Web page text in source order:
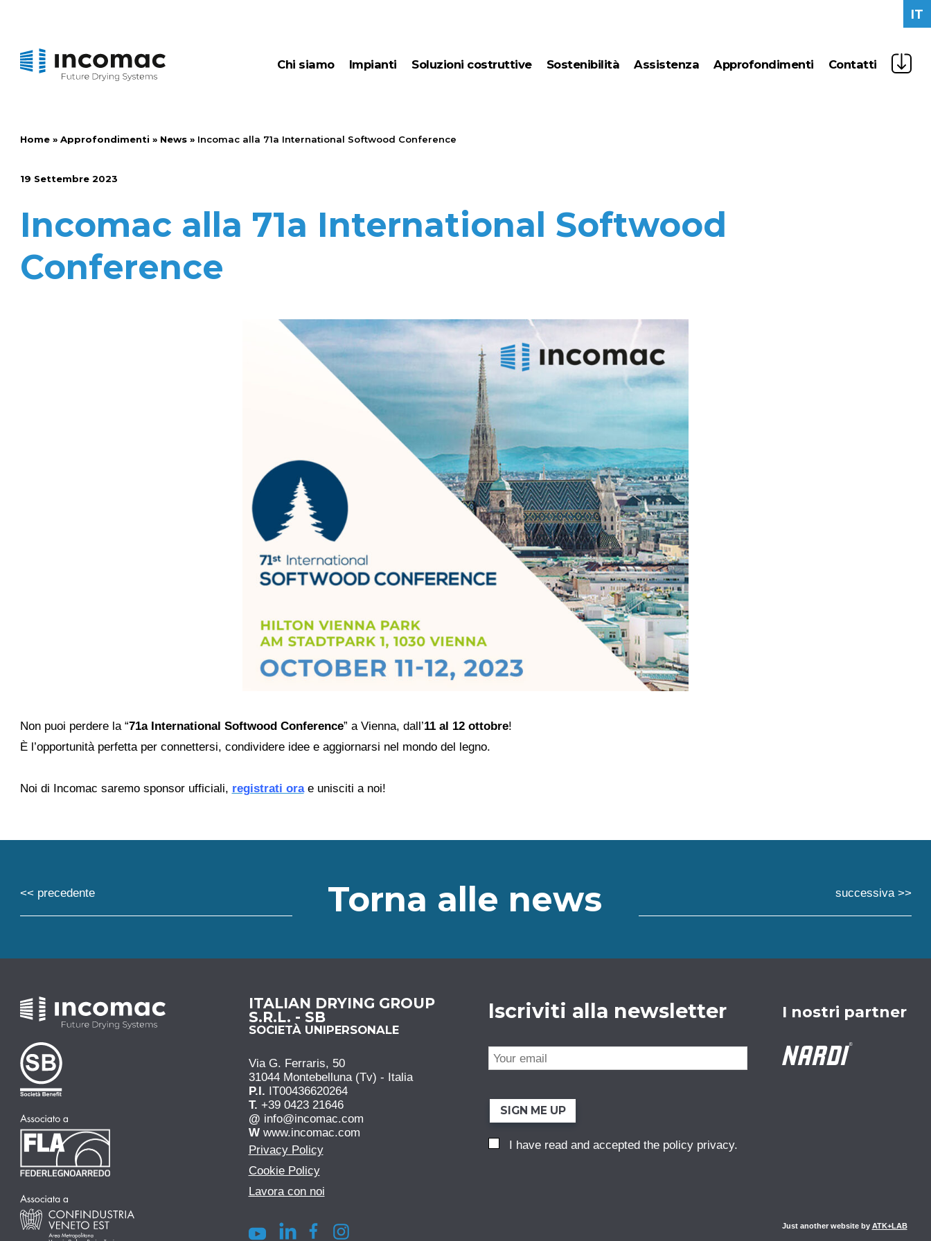
chi siamo impianti
l’essiccazione del
soluzioni costruttive sostenibilità assistenza approfondimenti contatti
IT
Home» Approfondimenti » News» Incomac alla 71a International Softwood Conference
19 Settembre 2023
Incomac alla 71a International Softwood
Conference
Non puoi perdere la “71a International Softwood Conference” a Vienna, dall’11 al 12 ottobre!
È l’opportunità perfetta per connettersi, condividere idee e aggiornarsi nel mondo del legno.
Noi di Incomac saremo sponsor ufficiali, registrati orae unisciti a noi!
<< precedente successiva >>
Torna alle news
ITALIAN DRYING GROUP
S.R.L. - SB
SOCIETÀ UNIPERSONALE
Via G. Ferraris, 50
31044 Montebelluna (Tv) - Italia
P.I. IT00436620264
T. +39 0423 21646
@ info@incomac.com
W www.incomac.com
Privacy Policy
Cookie Policy
Lavora con noi
Iscriviti alla newsletter
SIGN ME UP
I have read and accepted the policy privacy.
I nostri partner
Just another website by ATK+LAB